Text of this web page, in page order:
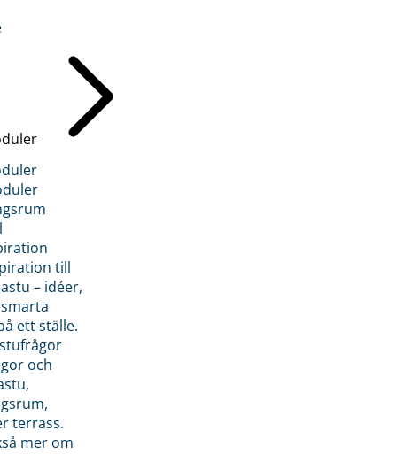
till
– idéer,
ett ställe.
och
terrass.
mer om